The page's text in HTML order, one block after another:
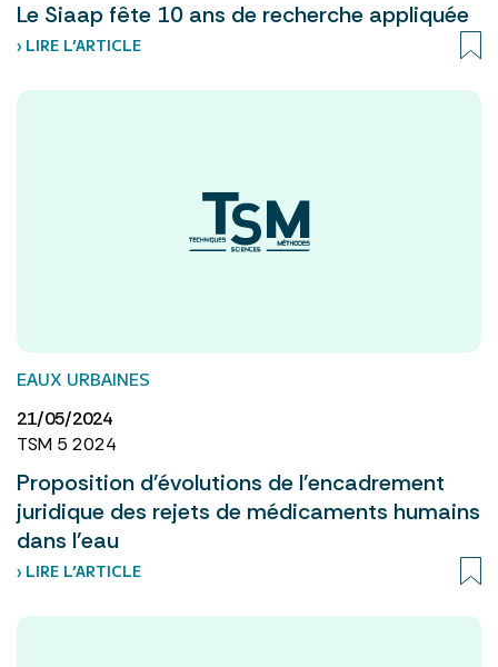
Le Siaap fête 10 ans de recherche appliquée
› LIRE L’ARTICLE
EAUX URBAINES
21/05/2024
TSM 5 2024
Proposition d'évolutions de l'encadrement
juridique des rejets de médicaments humains
dans l'eau
› LIRE L’ARTICLE